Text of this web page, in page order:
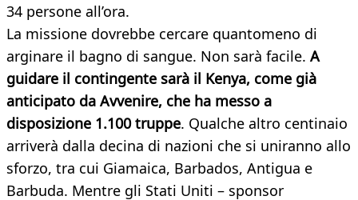
34 persone all’ora.
La missione dovrebbe cercare quantomeno di
arginare il bagno di sangue. Non sarà facile. A
guidare il contingente sarà il Kenya, come già
anticipato da Avvenire, che ha messo a
disposizione 1.100 truppe. Qualche altro centinaio
arriverà dalla decina di nazioni che si uniranno allo
sforzo, tra cui Giamaica, Barbados, Antigua e
Barbuda. Mentre gli Stati Uniti – sponsor